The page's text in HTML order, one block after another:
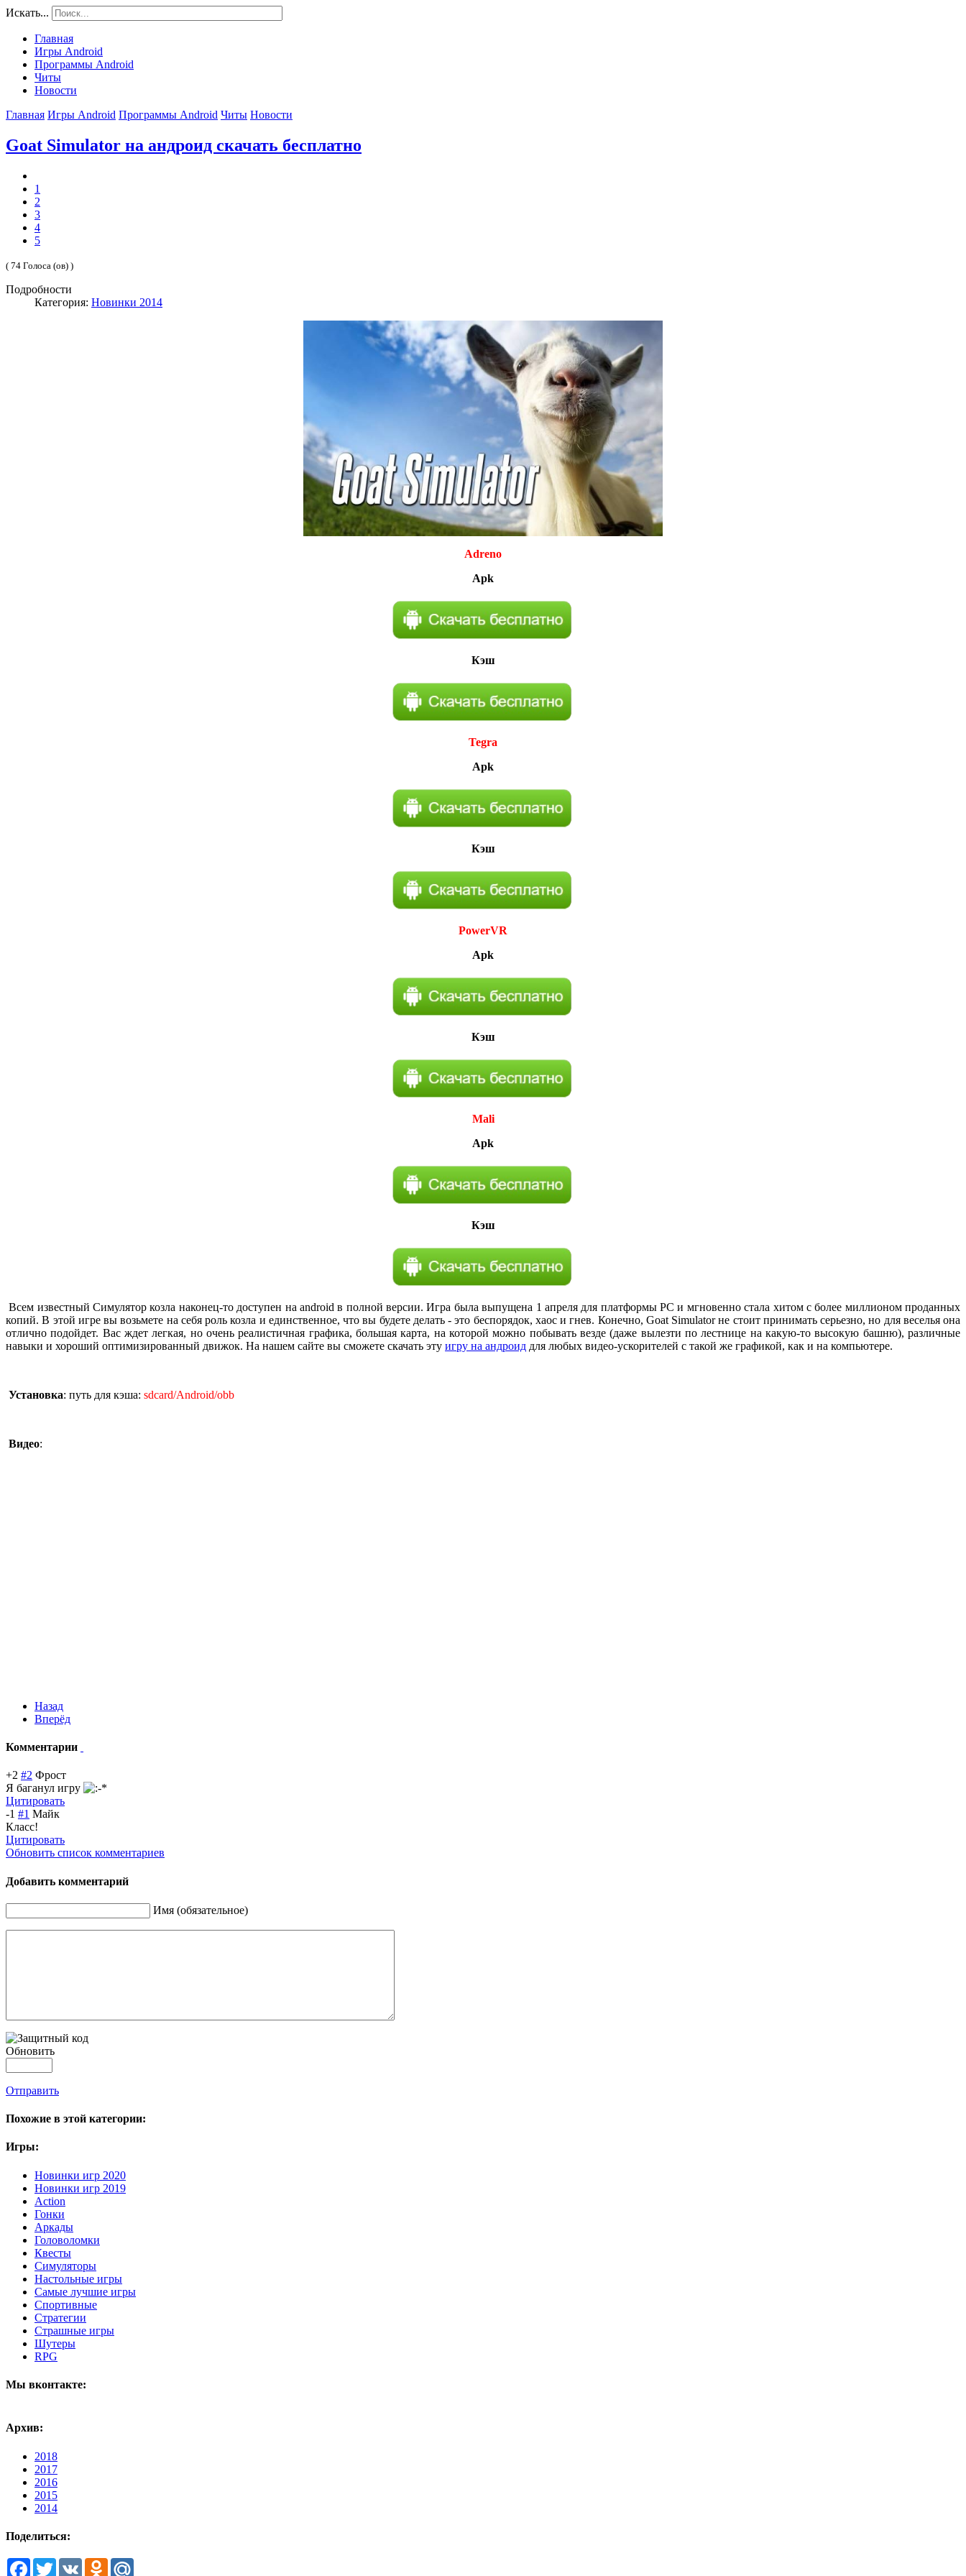
Искать...
Главная
Игры Android
Программы Android
Читы
Новости
Главная Игры Android Программы Android Читы Новости
Goat Simulator на андроид скачать бесплатно
1
2
3
4
5
( 74 Голоса (ов) )
Подробности
Категория: Новинки 2014
Adreno
Apk
Кэш
Tegra
Apk
Кэш
PowerVR
Apk
Кэш
Mali
Apk
Кэш
Всем известный Симулятор козла наконец-то доступен на android в полной версии. Игра была выпущена 1 апреля для платформы PC и мгновенно стала хитом с более миллионом проданных
копий. В этой игре вы возьмете на себя роль козла и единственное, что вы будете делать - это беспорядок, хаос и гнев. Конечно, Goat Simulator не стоит принимать серьезно, но для веселья она
отлично подойдет. Вас ждет легкая, но очень реалистичная графика, большая карта, на которой можно побывать везде (даже вылезти по лестнице на какую-то высокую башню), различные
навыки и хороший оптимизированный движок. На нашем сайте вы сможете скачать эту игру на андроид для любых видео-ускорителей с такой же графикой, как и на компьютере.
Установка: путь для кэша: sdcard/Android/obb
Видео:
Назад
Вперёд
Комментарии
+2 #2 Фрост
Я баганул игру
Цитировать
-1 #1 Майк
Класс!
Цитировать
Обновить список комментариев
Добавить комментарий
Имя (обязательное)
Обновить
Отправить
Похожие в этой категории:
Игры:
Новинки игр 2020
Новинки игр 2019
Action
Гонки
Аркады
Головоломки
Квесты
Симуляторы
Настольные игры
Самые лучшие игры
Спортивные
Стратегии
Страшные игры
Шутеры
RPG
Мы вконтакте:
Архив:
2018
2017
2016
2015
2014
Поделиться:
Facebook
TwitterVK Odnoklassniki